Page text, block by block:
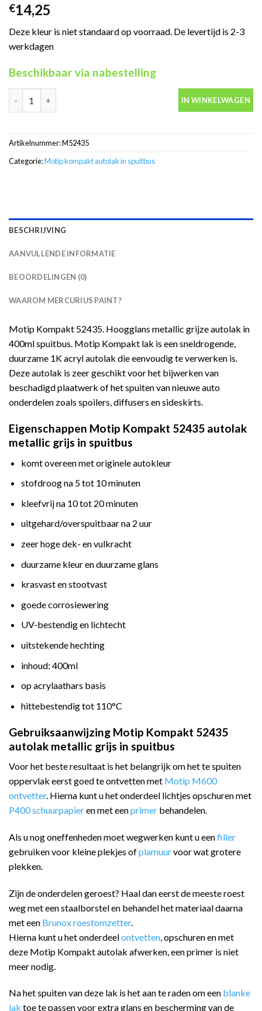
€14,25
Deze kleur is niet standaard op voorraad. De levertijd is 2-3
werkdagen
Beschikbaar via nabestelling
Motip Kompakt 52435 grijs metallic autolak in spuitbus 400ml
IN WINKELWAGEN
Artikelnummer:M52435
Categorie:Motip kompakt autolak in spuitbus
BESCHRIJVING
AANVULLENDE INFORMATIE
BEOORDELINGEN (0)
WAAROM MERCURIUS PAINT?
Motip Kompakt 52435. Hoogglans metallic grijze autolak in
400ml spuitbus. Motip Kompakt lak is een sneldrogende,
duurzame 1K acryl autolak die eenvoudig te verwerken is.
Deze autolak is zeer geschikt voor het bijwerken van
beschadigd plaatwerk of het spuiten van nieuwe auto
onderdelen zoals spoilers, diffusers en sideskirts.
Eigenschappen Motip Kompakt 52435 autolak
metallic grijs in spuitbus
komt overeen met originele autokleur
stofdroog na 5 tot 10 minuten
kleefvrij na 10 tot 20 minuten
uitgehard/overspuitbaar na 2 uur
zeer hoge dek- en vulkracht
duurzame kleur en duurzame glans
krasvast en stootvast
goede corrosiewering
UV-bestendig en lichtecht
uitstekende hechting
inhoud: 400ml
op acrylaathars basis
hittebestendig tot 110°C
Gebruiksaanwijzing Motip Kompakt 52435
autolak metallic grijs in spuitbus
Voor het beste resultaat is het belangrijk om het te spuiten
oppervlak eerst goed te ontvetten met Motip M600
ontvetter. Hierna kunt u het onderdeel lichtjes opschuren met
P400 schuurpapieren met eenprimer behandelen.
Als u nog oneffenheden moet wegwerken kunt u eenfiller
gebruiken voor kleine plekjes ofplamuurvoor wat grotere
plekken.
Zijn de onderdelen geroest? Haal dan eerst de meeste roest
weg met een staalborstel en behandel het materiaal daarna
met een Brunox roestomzetter.
Hierna kunt u het onderdeelontvetten , opschuren en met
deze Motip Kompakt autolak afwerken, een primer is niet
meer nodig.
Na het spuiten van deze lak is het aan te raden om een blanke
lak toe te passen voor extra glans en bescherming van de